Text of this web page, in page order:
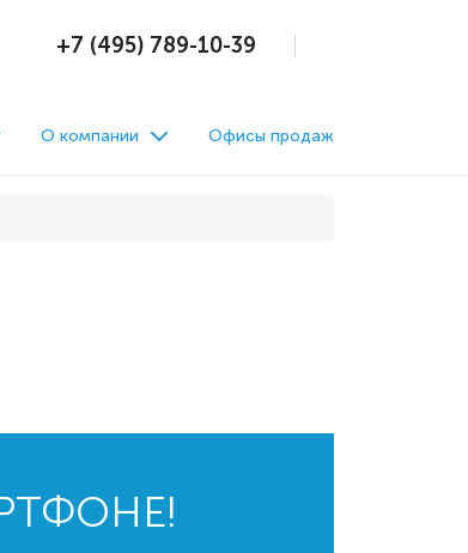
+7 (495) 789-10-39
О компании Офисы продаж